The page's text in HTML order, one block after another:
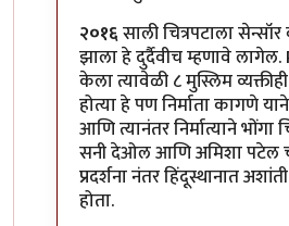
२०१६साली चित्रपटाला सेन्सॉर
झाला हे दुर्दैवीच म्हणावे लागेल.
केला त्यावेळी ८ मुस्लिम
होत्या हे पण निर्माता कागणे
आणि त्यानंतर निर्मात्याने भोंगा
सनी देओल आणि अमिशा पटेल
प्रदर्शना नंतर हिंदूस्थानात
होता.